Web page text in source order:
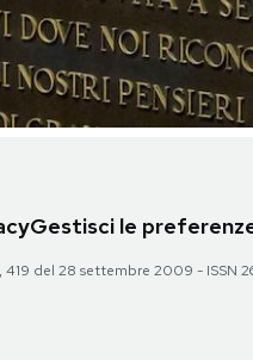
Gestisci le
del 28 settembre 2009 - ISSN